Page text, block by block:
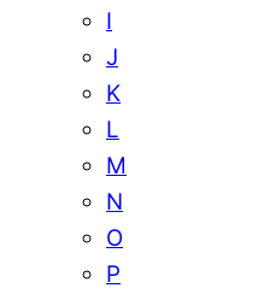
I
J
K
L
M
N
O
P